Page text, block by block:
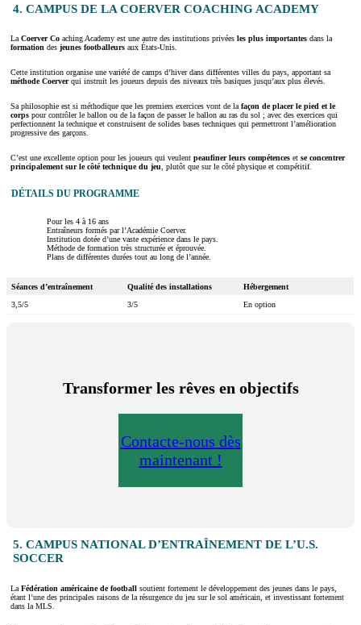
4. CAMPUS DE LA COERVER COACHING ACADEMY
LaCoerver Co aching Academy est une autre des institutions privées les plus importantes dans la
formation des jeunes footballeurs aux États-Unis.
Cette institution organise une variété de camps d’hiver dans différentes villes du pays, apportant sa
méthode Coerverqui instruit les joueurs depuis des niveaux très basiques jusqu’aux plus élevés.
Sa philosophie est si méthodique que les premiers exercices vont de lafaçon de placer le pied et le
corps pour contrôler le ballon ou de la façon de passer le ballon au ras du sol ; avec des exercices qui
perfectionnent la technique et construisent de solides bases techniques qui permettront l’amélioration
progressive des garçons.
C’est une excellente option pour les joueurs qui veulent peaufiner leurs compétences et se concentrer
principalement sur le côté technique du jeu, plutôt que sur le côté physique et compétitif.
DÉTAILS DU PROGRAMME
Pour les 4 à 16 ans
Entraîneurs formés par l’Académie Coerver.
Institution dotée d’une vaste expérience dans le pays.
Méthode de formation très structurée et éprouvée.
Plans de différentes durées tout au long de l’année.
Séances d’entraînement Qualité des installations
Hébergement
3,5/5
3/5 En option
Transformer les rêves en objectifs
Contacte-nous dès
maintenant !
5. CAMPUS NATIONAL D’ENTRAÎNEMENT DE L’U.S.
SOCCER
La Fédération américaine de football soutient fortement le développement des jeunes dans le pays,
étant l’une des principales raisons de la résurgence du jeu sur le sol américain, et investissant fortement
dans la MLS.